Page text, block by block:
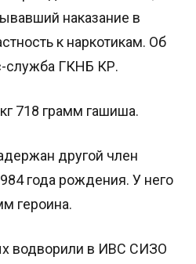
наказание в
к наркотикам. Об
служба ГКНБ КР.
718 грамм гашиша.
другой член
года рождения. У него
героина.
водворили в ИВС СИЗО